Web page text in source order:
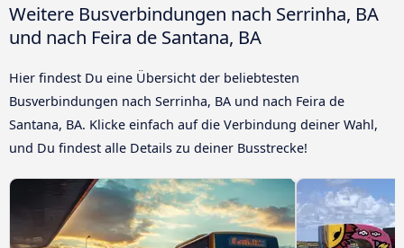
Weitere Busverbindungen nach Serrinha, BA
und nach Feira de Santana, BA
Hier findest Du eine Übersicht der beliebtesten
Busverbindungen nach Serrinha, BA und nach Feira de
Santana, BA. Klicke einfach auf die Verbindung deiner Wahl,
und Du findest alle Details zu deiner Busstrecke!